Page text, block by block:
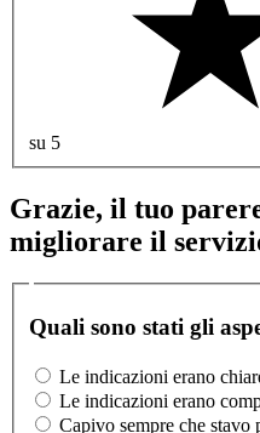
su 5
Grazie, il tuo
migliorare il
Quali sono stati gli
Le indicazioni erano
Le indicazioni erano
Capivo sempre che stavo